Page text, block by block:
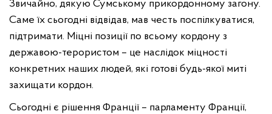
Звичайно, дякую Сумському прикордонному загону.
Саме їх сьогодні відвідав, мав честь поспілкуватися,
підтримати. Міцні позиції по всьому кордону з
державою-терористом – це наслідок міцності
конкретних наших людей, які готові будь-якої миті
захищати кордон.
Сьогодні є рішення Франції – парламенту Франції,